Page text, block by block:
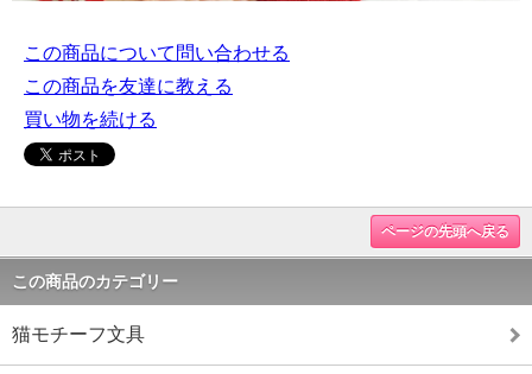
この商品について問い合わせる
この商品を友達に教える
買い物を続ける
ページの先頭へ戻る
この商品のカテゴリー
猫モチーフ文具